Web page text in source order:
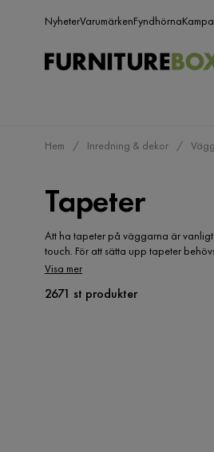
NyheterVarumärkenFyndhörna
Hem Inredning & dekor
Tapeter
Att ha tapeter på väggarna är vanligt
touch. För att sätta upp tapeter
medan tapetverktyg används för att
Visa mer
2671 st produkter